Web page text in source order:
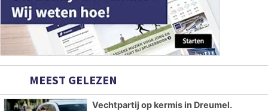
MEEST GELEZEN
Vechtpartij op kermis in Dreumel.